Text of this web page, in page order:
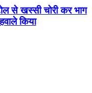
से खस्सी चोरी कर भाग
किया